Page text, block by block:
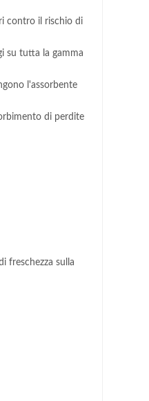
contro il rischio di
su tutta la gamma
l'assorbente
di perdite
freschezza sulla